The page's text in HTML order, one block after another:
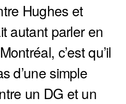
Hughes et
autant parler en
c’est qu’il
d’une simple
un DG et un